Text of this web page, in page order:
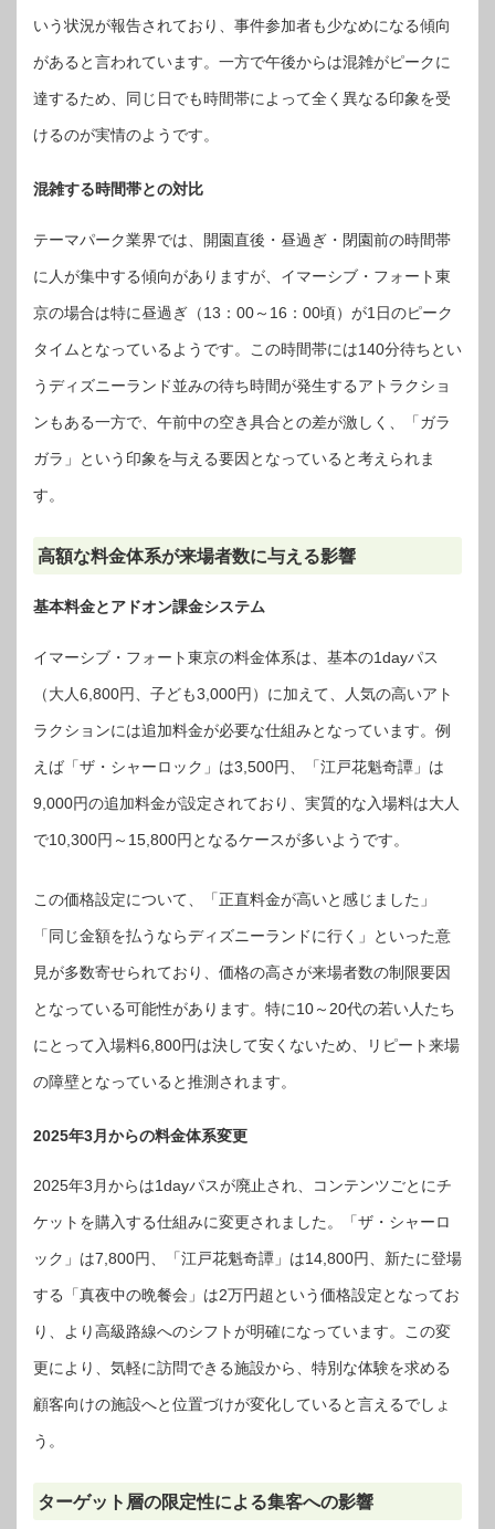
いう状況が報告されており、事件参加者も少なめになる傾向
があると言われています。一方で午後からは混雑がピークに
達するため、同じ日でも時間帯によって全く異なる印象を受
けるのが実情のようです。
混雑する時間帯との対比
テーマパーク業界では、開園直後・昼過ぎ・閉園前の時間帯
に人が集中する傾向がありますが、イマーシブ・フォート東
京の場合は特に昼過ぎ（13：00～16：00頃）が1日のピーク
タイムとなっているようです。この時間帯には140分待ちとい
うディズニーランド並みの待ち時間が発生するアトラクショ
ンもある一方で、午前中の空き具合との差が激しく、「ガラ
ガラ」という印象を与える要因となっていると考えられま
す。
高額な料金体系が来場者数に与える影響
基本料金とアドオン課金システム
イマーシブ・フォート東京の料金体系は、基本の1dayパス
（大人6,800円、子ども3,000円）に加えて、人気の高いアト
ラクションには追加料金が必要な仕組みとなっています。例
えば「ザ・シャーロック」は3,500円、「江戸花魁奇譚」は
9,000円の追加料金が設定されており、実質的な入場料は大人
で10,300円～15,800円となるケースが多いようです。
この価格設定について、「正直料金が高いと感じました」
「同じ金額を払うならディズニーランドに行く」といった意
見が多数寄せられており、価格の高さが来場者数の制限要因
となっている可能性があります。特に10～20代の若い人たち
にとって入場料6,800円は決して安くないため、リピート来場
の障壁となっていると推測されます。
2025年3月からの料金体系変更
2025年3月からは1dayパスが廃止され、コンテンツごとにチ
ケットを購入する仕組みに変更されました。「ザ・シャーロ
ック」は7,800円、「江戸花魁奇譚」は14,800円、新たに登場
する「真夜中の晩餐会」は2万円超という価格設定となってお
り、より高級路線へのシフトが明確になっています。この変
更により、気軽に訪問できる施設から、特別な体験を求める
顧客向けの施設へと位置づけが変化していると言えるでしょ
う。
ターゲット層の限定性による集客への影響